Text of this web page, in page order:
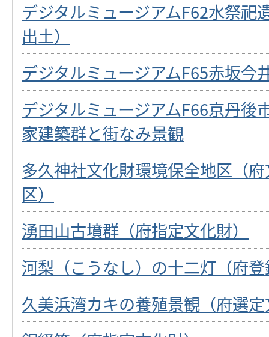
デジタルミュージアムF62水祭祀
出土）
デジタルミュージアムF65赤坂今
デジタルミュージアムF66京丹後
家建築群と街なみ景観
多久神社文化財環境保全地区（
区）
湧田山古墳群（府指定文化財）
河梨（こうなし）の十二灯（府
久美浜湾カキの養殖景観（府選